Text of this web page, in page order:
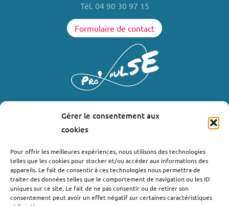
Gérer le consentement aux
cookies
Pour offrir les meilleures expériences, nous utilisons des technologies
telles que les cookies pour stocker et/ou accéder aux informations des
appareils. Le fait de consentir à ces technologies nous permettra de
traiter des données telles que le comportement de navigation ou les ID
uniques sur ce site. Le fait de ne pas consentir ou de retirer son
consentement peut avoir un effet négatif sur certaines caractéristiques
Tél. 04 90 30 97 15
Formulaire de contact
Où nous trouver ?
Bollène
Nyons
Valréas